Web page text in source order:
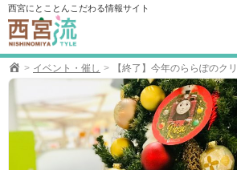
コ
ン
テ
ン
ツ
動
西宮にとことんこだわる情報サイト
イベント・催し 【終了】今年のららぽのク